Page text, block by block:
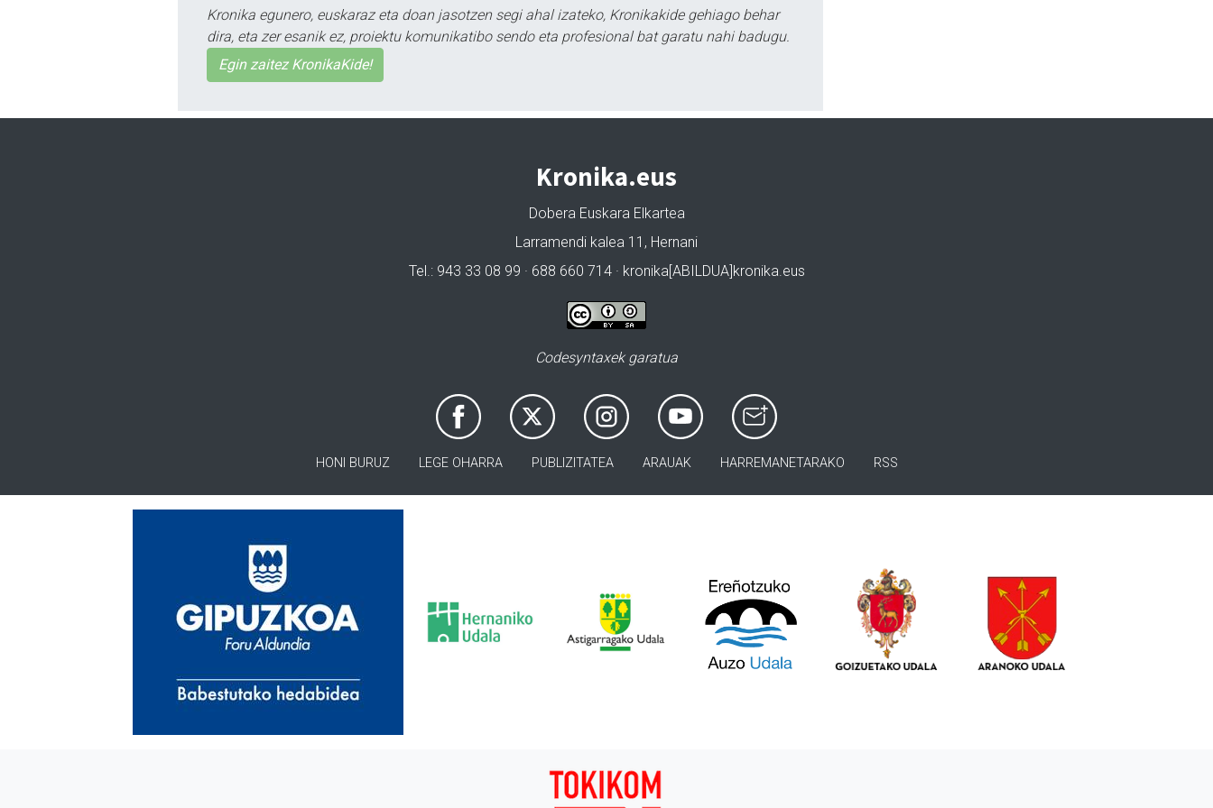
Kronika egunero, euskaraz eta doan jasotzen segi ahal izateko, Kronikakide gehiago behar
dira, eta zer esanik ez, proiektu komunikatibo sendo eta profesional bat garatu nahi badugu.
Egin zaitez KronikaKide!
Kronika.eus
Dobera Euskara Elkartea
Larramendi kalea 11, Hernani
Tel.: 943 33 08 99 · 688 660 714 · kronika[ABILDUA]kronika.eus
Codesyntaxek garatua
HONI BURUZ LEGE OHARRA PUBLIZITATEA ARAUAK HARREMANETARAKO RSS